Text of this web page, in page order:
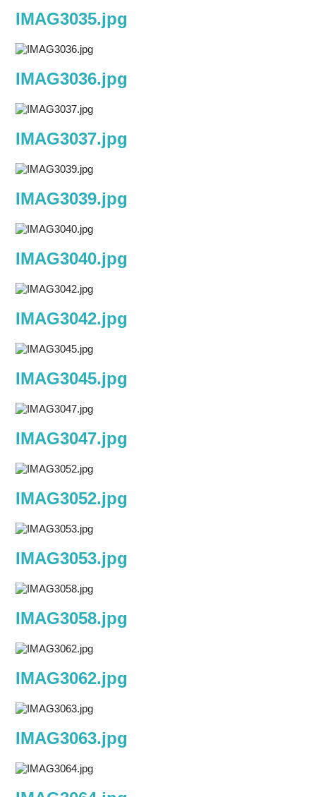
IMAG3035.jpg
IMAG3036.jpg
IMAG3037.jpg
IMAG3039.jpg
IMAG3040.jpg
IMAG3042.jpg
IMAG3045.jpg
IMAG3047.jpg
IMAG3052.jpg
IMAG3053.jpg
IMAG3058.jpg
IMAG3062.jpg
IMAG3063.jpg